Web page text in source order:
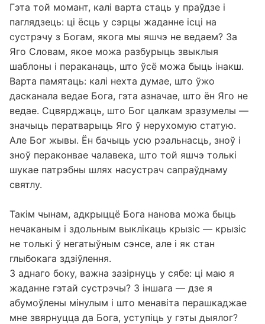
Гэта той момант, калі варта стаць у праўдзе і
паглядзець: ці ёсць у сэрцы жаданне ісці на
сустрэчу з Богам, якога мы яшчэ не ведаем? За
Яго Словам, якое можа разбурыць звыклыя
шаблоны і пераканаць, што ўсё можа быць інакш.
Варта памятаць: калі нехта думае, што ўжо
дасканала ведае Бога, гэта азначае, што ён Яго не
ведае. Сцвярджаць, што Бог цалкам зразумелы —
значыць ператварыць Яго ў нерухомую статую.
Але Бог жывы. Ён бачыць усю рэальнасць, зноў і
зноў пераконвае чалавека, што той яшчэ толькі
шукае патрэбны шлях насустрач сапраўднаму
святлу.
Такім чынам, адкрыццё Бога нанова можа быць
нечаканым і здольным выклікаць крызіс — крызіс
не толькі ў негатыўным сэнсе, але і як стан
глыбокага здзіўлення.
З аднаго боку, важна зазірнуць у сябе: ці маю я
жаданне гэтай сустрэчы? З іншага — дзе я
абумоўлены мінулым і што менавіта перашкаджае
мне звярнуцца да Бога, уступіць у гэты дыялог?